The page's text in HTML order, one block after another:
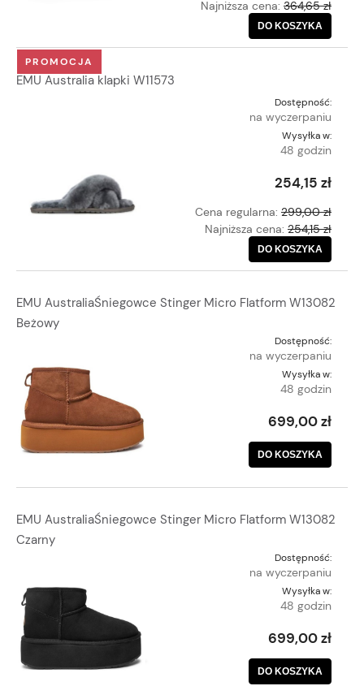
Najniższa cena: 364,65 zł
DO KOSZYKA
EMU Australia klapki W11573
Dostępność:
na wyczerpaniu
Wysyłka w:
48 godzin
254,15 zł
Cena regularna: 299,00 zł
Najniższa cena: 254,15 zł
DO KOSZYKA
PROMOCJA
EMU AustraliaŚniegowce Stinger Micro Flatform W13082
Beżowy
Dostępność:
na wyczerpaniu
Wysyłka w:
48 godzin
699,00 zł
DO KOSZYKA
EMU AustraliaŚniegowce Stinger Micro Flatform W13082
Czarny
Dostępność:
na wyczerpaniu
Wysyłka w:
48 godzin
699,00 zł
DO KOSZYKA